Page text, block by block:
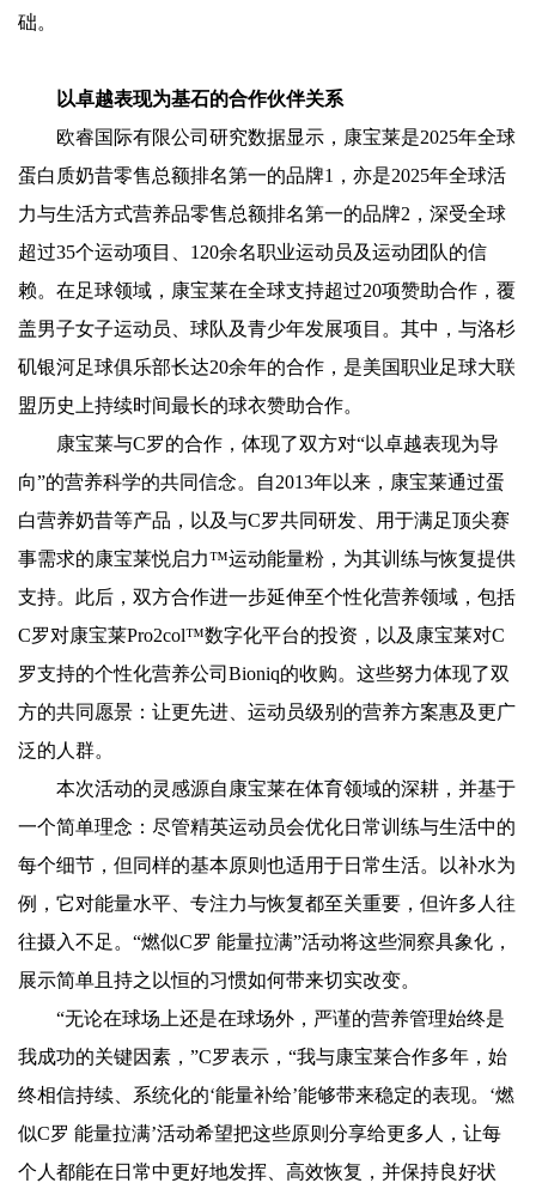
础。
以卓越表现为基石的合作伙伴关系
欧睿国际有限公司研究数据显示，康宝莱是2025年全球
蛋白质奶昔零售总额排名第一的品牌1，亦是2025年全球活
力与生活方式营养品零售总额排名第一的品牌2，深受全球
超过35个运动项目、120余名职业运动员及运动团队的信
赖。在足球领域，康宝莱在全球支持超过20项赞助合作，覆
盖男子女子运动员、球队及青少年发展项目。其中，与洛杉
矶银河足球俱乐部长达20余年的合作，是美国职业足球大联
盟历史上持续时间最长的球衣赞助合作。
康宝莱与C罗的合作，体现了双方对“以卓越表现为导
向”的营养科学的共同信念。自2013年以来，康宝莱通过蛋
白营养奶昔等产品，以及与C罗共同研发、用于满足顶尖赛
事需求的康宝莱悦启力™运动能量粉，为其训练与恢复提供
支持。此后，双方合作进一步延伸至个性化营养领域，包括
C罗对康宝莱Pro2col™数字化平台的投资，以及康宝莱对C
罗支持的个性化营养公司Bioniq的收购。这些努力体现了双
方的共同愿景：让更先进、运动员级别的营养方案惠及更广
泛的人群。
本次活动的灵感源自康宝莱在体育领域的深耕，并基于
一个简单理念：尽管精英运动员会优化日常训练与生活中的
每个细节，但同样的基本原则也适用于日常生活。以补水为
例，它对能量水平、专注力与恢复都至关重要，但许多人往
往摄入不足。“燃似C罗 能量拉满”活动将这些洞察具象化，
展示简单且持之以恒的习惯如何带来切实改变。
“无论在球场上还是在球场外，严谨的营养管理始终是
我成功的关键因素，”C罗表示，“我与康宝莱合作多年，始
终相信持续、系统化的‘能量补给’能够带来稳定的表现。‘燃
似C罗 能量拉满’活动希望把这些原则分享给更多人，让每
个人都能在日常中更好地发挥、高效恢复，并保持良好状